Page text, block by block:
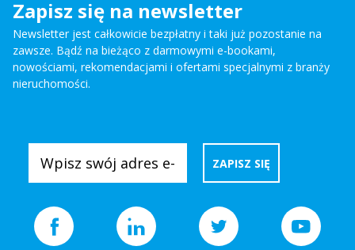
Zapisz się na newsletter
Newsletter jest całkowicie bezpłatny i taki już pozostanie na
zawsze. Bądź na bieżąco z darmowymi e-bookami,
nowościami, rekomendacjami i ofertami specjalnymi z branży
nieruchomości.